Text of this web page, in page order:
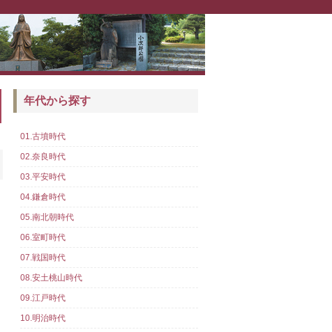
年代から探す
01.古墳時代
02.奈良時代
03.平安時代
04.鎌倉時代
05.南北朝時代
06.室町時代
07.戦国時代
08.安土桃山時代
09.江戸時代
10.明治時代